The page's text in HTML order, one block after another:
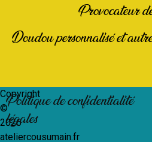
Provocateur
Doudou personnalisé et
Copyright
©
2026
ateliercousumain.fr
Politique de confidentialité
légales